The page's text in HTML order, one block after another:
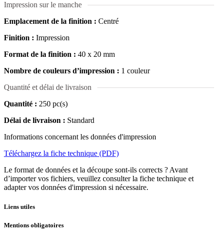
Impression sur le manche
Emplacement de la finition : Centré
Finition : Impression
Format de la finition : 40 x 20 mm
Nombre de couleurs d’impression : 1 couleur
Quantité et délai de livraison
Quantité : 250 pc(s)
Délai de livraison : Standard
Informations concernant les données d'impression
Téléchargez la fiche technique (PDF)
Le format de données et la découpe sont-ils corrects ? Avant
d’importer vos fichiers, veuillez consulter la fiche technique et
adapter vos données d'impression si nécessaire.
Liens utiles
Mentions obligatoires